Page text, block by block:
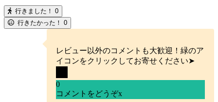
行きました！ 0
行きたかった！ 0
レビュー以外のコメントも大歓迎！緑のア
イコンをクリックしてお寄せください➤
0
コメントをどうぞx